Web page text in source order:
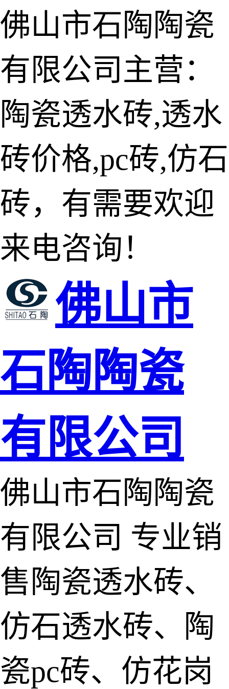
佛山市石陶陶瓷
有限公司主营：
陶瓷透水砖,透水
砖价格,pc砖,仿石
砖，有需要欢迎
来电咨询！
佛山市
石陶陶瓷
有限公司
佛山市石陶陶瓷
有限公司 专业销
售陶瓷透水砖、
仿石透水砖、陶
瓷pc砖、仿花岗
陶瓷透水砖
生态仿石砖
仿石透水砖
承重仿石砖
细面透水砖